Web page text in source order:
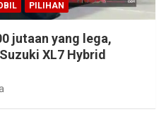
PILIHAN
jutaan yang lega,
XL7 Hybrid